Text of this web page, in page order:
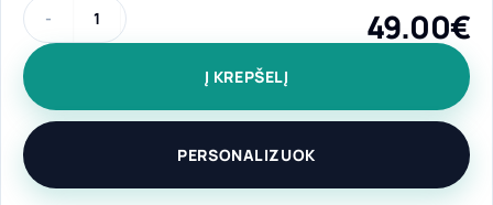
produkto kiekis: Dovanų rinkiniai tėčiui "Tėtis geriausias"
49.00€
Į KREPŠELĮ
PERSONALIZUOK